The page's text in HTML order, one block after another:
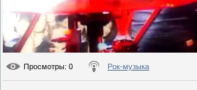
Просмотры: 0 Рок-музыка